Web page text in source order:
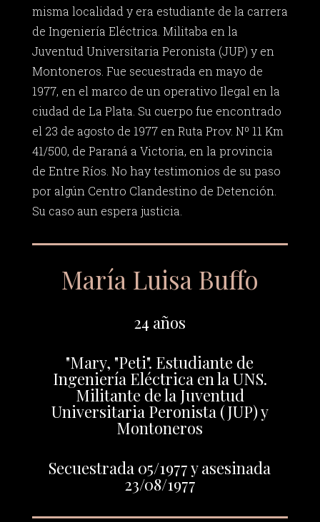
misma localidad y era estudiante de la carrera
de Ingeniería Eléctrica. Militaba en la
Juventud Universitaria Peronista (JUP) y en
Montoneros. Fue secuestrada en mayo de
1977, en el marco de un operativo Ilegal en la
ciudad de La Plata. Su cuerpo fue encontrado
el 23 de agosto de 1977 en Ruta Prov. Nº 11 Km
41/500, de Paraná a Victoria, en la provincia
de Entre Ríos. No hay testimonios de su paso
por algún Centro Clandestino de Detención.
Su caso aun espera justicia.
María Luisa Buffo
24 años
"Mary, "Peti". Estudiante de
Ingeniería Eléctrica en la UNS.
Militante de la Juventud
Universitaria Peronista (JUP) y
Montoneros
Secuestrada 05/1977 y asesinada
23/08/1977